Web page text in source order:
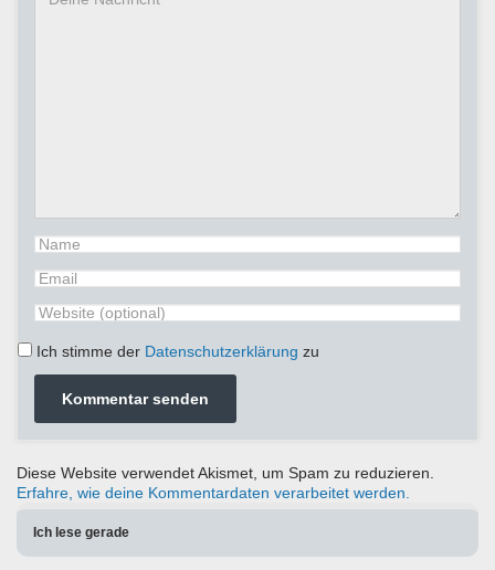
Ich stimme der Datenschutzerklärung zu
Diese Website verwendet Akismet, um Spam zu reduzieren.
Erfahre, wie deine Kommentardaten verarbeitet werden.
Ich lese gerade